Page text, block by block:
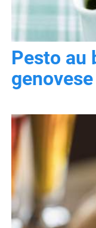
Pesto au